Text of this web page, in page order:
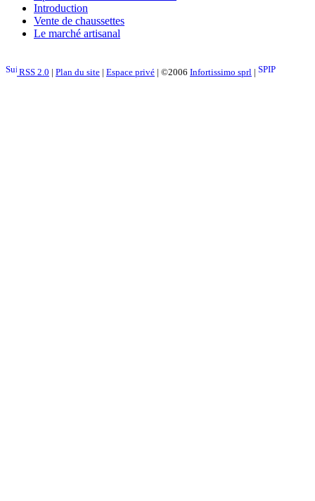
Introduction
Vente de chaussettes
Le marché artisanal
RSS 2.0 | Plan du site | Espace privé | ©2006 Infortissimo sprl |